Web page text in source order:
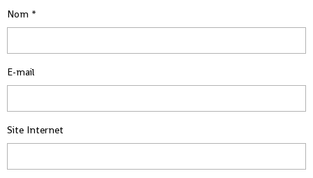
Nom
E-mail
Site Internet